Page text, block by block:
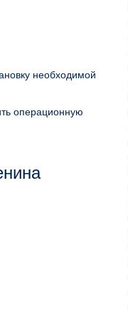
необходимой
операционную